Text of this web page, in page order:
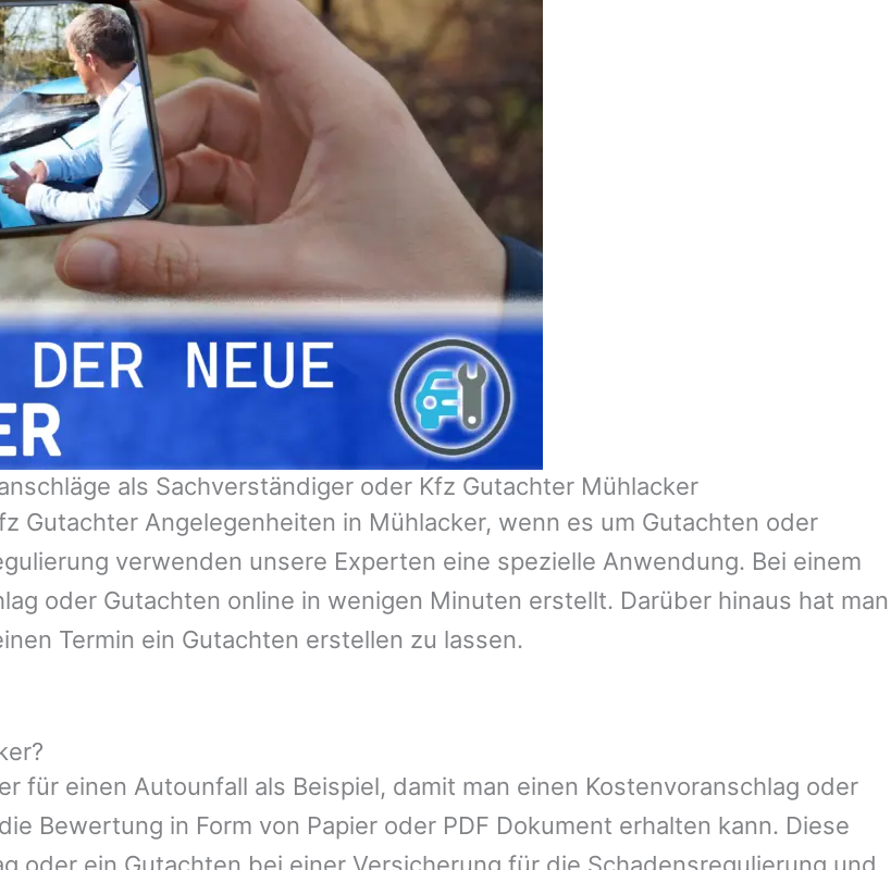
als Sachverständiger oder Kfz Gutachter Mühlacker
Gutachter Angelegenheiten in Mühlacker, wenn es um Gutachten oder
verwenden unsere Experten eine spezielle Anwendung. Bei einem
oder Gutachten online in wenigen Minuten erstellt. Darüber hinaus hat man
Termin ein Gutachten erstellen zu lassen.
für einen Autounfall als Beispiel, damit man einen Kostenvoranschlag oder
Bewertung in Form von Papier oder PDF Dokument erhalten kann. Diese